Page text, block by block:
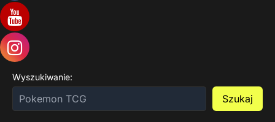
Wyszukiwanie:
Szukaj